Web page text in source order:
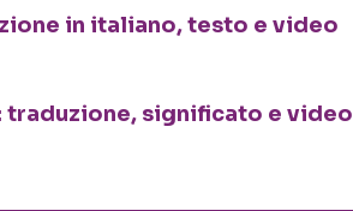
in italiano, testo e video
traduzione, significato e video